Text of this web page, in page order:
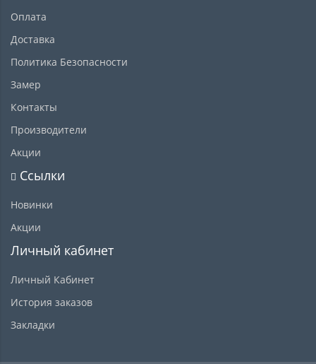
Оплата
Доставка
Политика Безопасности
Замер
Контакты
Производители
Акции
Ссылки
Новинки
Акции
Личный кабинет
Личный Кабинет
История заказов
Закладки